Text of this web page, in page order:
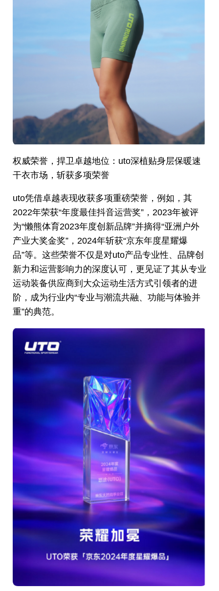
权威荣誉，捍卫卓越地位：uto深植贴身层保暖速
干衣市场，斩获多项荣誉
uto凭借卓越表现收获多项重磅荣誉，例如，其
2022年荣获“年度最佳抖音运营奖”，2023年被评
为“懒熊体育2023年度创新品牌”并摘得“亚洲户外
产业大奖金奖”，2024年斩获“京东年度星耀爆
品”等。这些荣誉不仅是对uto产品专业性、品牌创
新力和运营影响力的深度认可，更见证了其从专业
运动装备供应商到大众运动生活方式引领者的进
阶，成为行业内“专业与潮流共融、功能与体验并
重”的典范。